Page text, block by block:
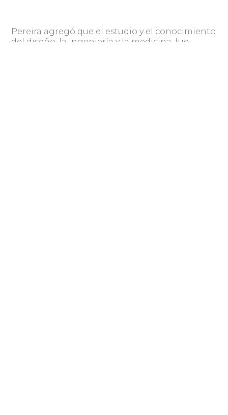
Pereira agregó que el estudio y el conocimiento
del diseño, la ingeniería y la medicina, fue